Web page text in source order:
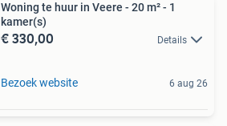
Woning te huur in Veere - 20 m² - 1
kamer(s)
€ 330,00 Details
Bezoek website 6 aug 26